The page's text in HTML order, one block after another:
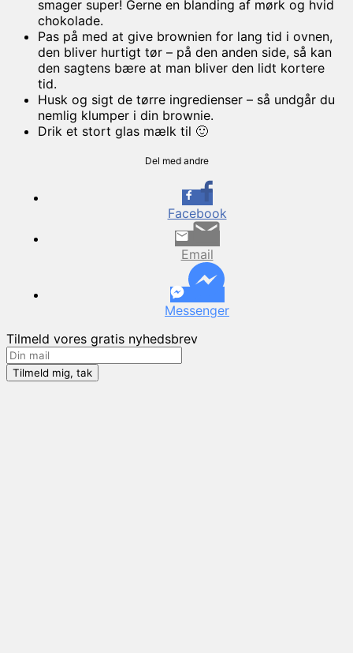
smager super! Gerne en blanding af mørk og hvid
chokolade.
Pas på med at give brownien for lang tid i ovnen,
den bliver hurtigt tør – på den anden side, så kan
den sagtens bære at man bliver den lidt kortere
tid.
Husk og sigt de tørre ingredienser – så undgår du
nemlig klumper i din brownie.
Drik et stort glas mælk til 🙂
Del med andre
Facebook
Email
Messenger
Tilmeld vores gratis nyhedsbrev